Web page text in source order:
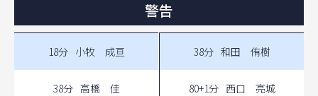
警告
18分 小牧 成亘
38分 高橋 佳
38分 和田 侑樹
80+1分 西口 亮城